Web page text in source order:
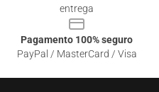
entrega
Pagamento 100% seguro
PayPal / MasterCard / Visa